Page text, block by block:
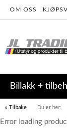
OM OSS
Billakk +
« Tilbake Du er her:
Error loading